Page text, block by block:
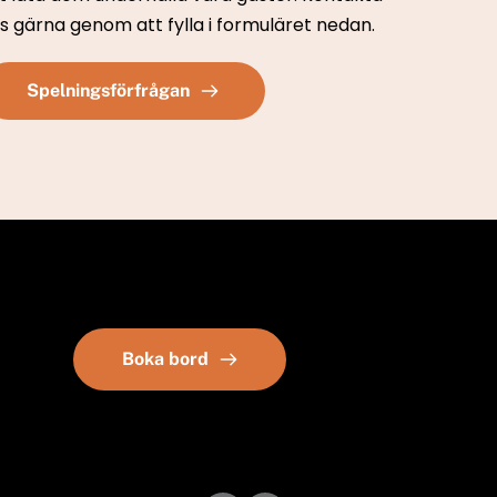
gärna genom att fylla i formuläret nedan.
Spelningsförfrågan
Boka bord